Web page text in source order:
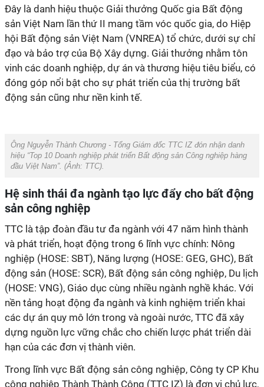
Đây là danh hiệu thuộc Giải thưởng Quốc gia Bất động
sản Việt Nam lần thứ II mang tầm vóc quốc gia, do Hiệp
hội Bất động sản Việt Nam (VNREA) tổ chức, dưới sự chỉ
đạo và bảo trợ của Bộ Xây dựng. Giải thưởng nhằm tôn
vinh các doanh nghiệp, dự án và thương hiệu tiêu biểu, có
đóng góp nổi bật cho sự phát triển của thị trường bất
động sản cũng như nền kinh tế.
Ông Nguyễn Thành Chương - Tổng Giám đốc TTC IZ đón nhận danh
hiệu “Top 10 Doanh nghiệp phát triển Bất động sản Công nghiệp hàng
đầu Việt Nam”. (Ảnh: TTC).
Hệ sinh thái đa ngành tạo lực đẩy cho bất động
sản công nghiệp
TTC là tập đoàn đầu tư đa ngành với 47 năm hình thành
và phát triển, hoạt động trong 6 lĩnh vực chính: Nông
nghiệp (HOSE: SBT), Năng lượng (HOSE: GEG, GHC), Bất
động sản (HOSE: SCR), Bất động sản công nghiệp, Du lịch
(HOSE: VNG), Giáo dục cùng nhiều ngành nghề khác. Với
nền tảng hoạt động đa ngành và kinh nghiệm triển khai
các dự án quy mô lớn trong và ngoài nước, TTC đã xây
dựng nguồn lực vững chắc cho chiến lược phát triển dài
hạn của các đơn vị thành viên.
Trong lĩnh vực Bất động sản công nghiệp, Công ty CP Khu
công nghiệp Thành Thành Công (TTC IZ) là đơn vị chủ lực,